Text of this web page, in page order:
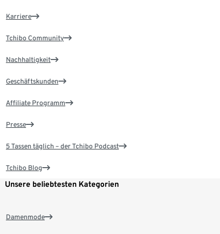
Karriere
Tchibo Community
Nachhaltigkeit
Geschäftskunden
Affiliate Programm
Presse
5 Tassen täglich – der Tchibo Podcast
Tchibo Blog
Unsere beliebtesten Kategorien
Damenmode